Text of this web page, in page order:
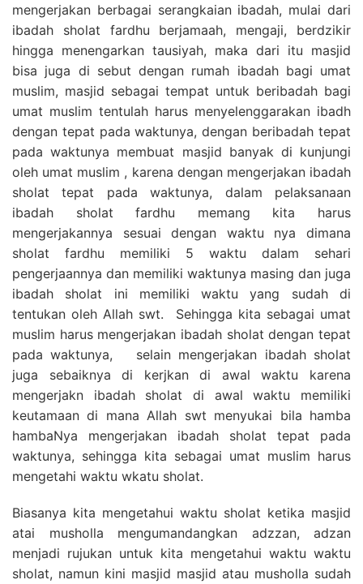
mengerjakan berbagai serangkaian ibadah, mulai dari
ibadah sholat fardhu berjamaah, mengaji, berdzikir
hingga menengarkan tausiyah, maka dari itu masjid
bisa juga di sebut dengan rumah ibadah bagi umat
muslim, masjid sebagai tempat untuk beribadah bagi
umat muslim tentulah harus menyelenggarakan ibadh
dengan tepat pada waktunya, dengan beribadah tepat
pada waktunya membuat masjid banyak di kunjungi
oleh umat muslim , karena dengan mengerjakan ibadah
sholat tepat pada waktunya, dalam pelaksanaan
ibadah sholat fardhu memang kita harus
mengerjakannya sesuai dengan waktu nya dimana
sholat fardhu memiliki 5 waktu dalam sehari
pengerjaannya dan memiliki waktunya masing dan juga
ibadah sholat ini memiliki waktu yang sudah di
tentukan oleh Allah swt. Sehingga kita sebagai umat
muslim harus mengerjakan ibadah sholat dengan tepat
pada waktunya, selain mengerjakan ibadah sholat
juga sebaiknya di kerjkan di awal waktu karena
mengerjakn ibadah sholat di awal waktu memiliki
keutamaan di mana Allah swt menyukai bila hamba
hambaNya mengerjakan ibadah sholat tepat pada
waktunya, sehingga kita sebagai umat muslim harus
mengetahi waktu wkatu sholat.
Biasanya kita mengetahui waktu sholat ketika masjid
atai musholla mengumandangkan adzzan, adzan
menjadi rujukan untuk kita mengetahui waktu waktu
sholat, namun kini masjid masjid atau musholla sudah